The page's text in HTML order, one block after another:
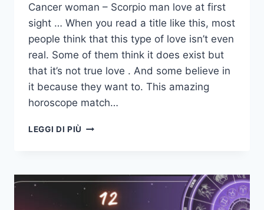
Cancer woman – Scorpio man love at first
sight … When you read a title like this, most
people think that this type of love isn’t even
real. Some of them think it does exist but
that it’s not true love . And some believe in
it because they want to. This amazing
horoscope match…
LEGGI DI PIÙ
UNA
DONNA
CANCRO